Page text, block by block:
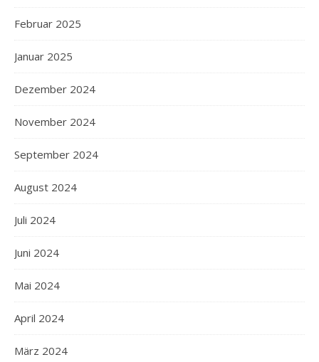
Februar 2025
Januar 2025
Dezember 2024
November 2024
September 2024
August 2024
Juli 2024
Juni 2024
Mai 2024
April 2024
März 2024